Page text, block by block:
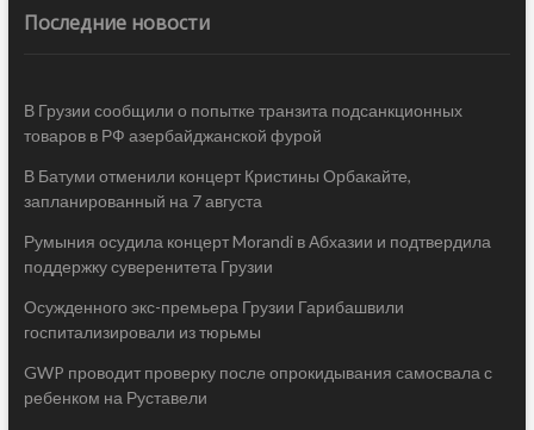
Последние новости
В Грузии сообщили о попытке транзита подсанкционных
товаров в РФ азербайджанской фурой
В Батуми отменили концерт Кристины Орбакайте,
запланированный на 7 августа
Румыния осудила концерт Morandi в Абхазии и подтвердила
поддержку суверенитета Грузии
Осужденного экс-премьера Грузии Гарибашвили
госпитализировали из тюрьмы
GWP проводит проверку после опрокидывания самосвала с
ребенком на Руставели